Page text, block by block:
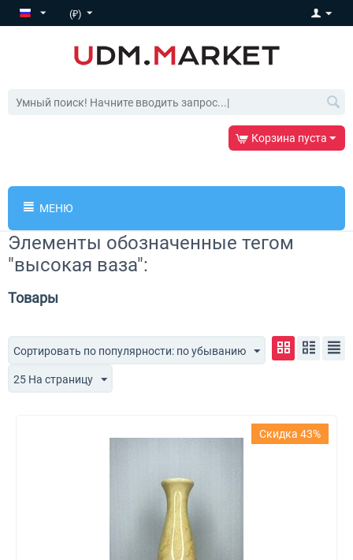
(₽)
Корзина пуста
МЕНЮ
Элементы обозначенные тегом
"высокая ваза":
Товары
Сортировать по популярности: по убыванию
25 На страницу
Скидка 43%